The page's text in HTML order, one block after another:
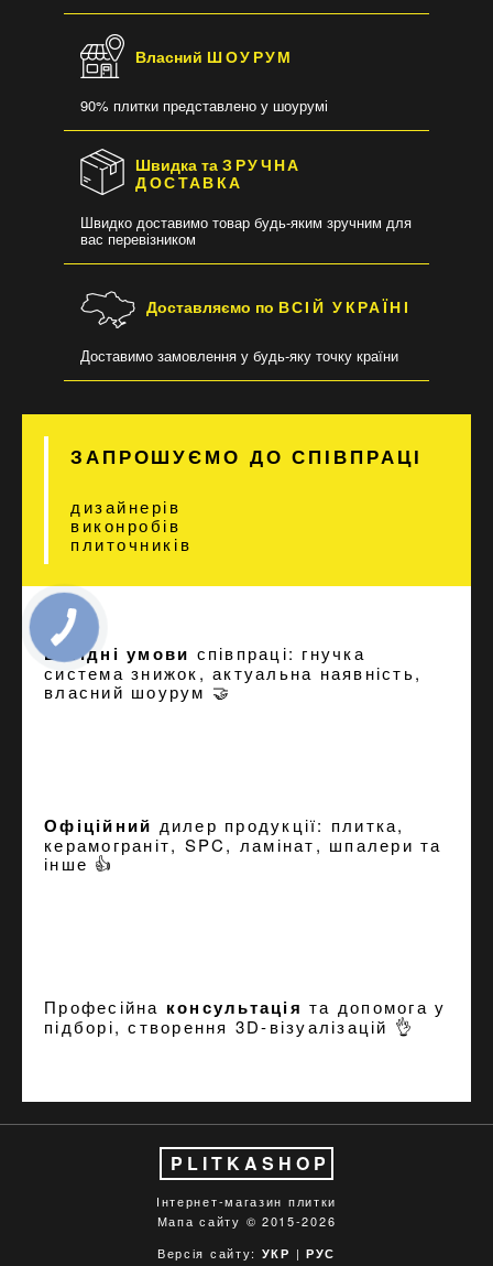
Власний ШОУРУМ
90% плитки представлено у шоурумі
Швидка таЗРУЧНА
ДОСТАВКА
Швидко доставимо товар будь-яким зручним для
вас перевізником
Доставляємо по ВСІЙ УКРАЇНІ
Доставимо замовлення у будь-яку точку країни
ЗАПРОШУЄМО ДО СПІВПРАЦІ
дизайнерів
виконробів
плиточників
Вигідні умови співпраці: гнучка
система знижок, актуальна наявність,
власний шоурум 🤝
Офіційний дилер продукції: плитка,
керамограніт, SPC, ламінат, шпалери та
інше 👍
Професійна консультація та допомога у
підборі, створення 3D-візуалізацій 👌
PLITKASHOP
Інтернет-магазин плитки
Мапа сайту © 2015-2026
Версія сайту: УКР | РУС